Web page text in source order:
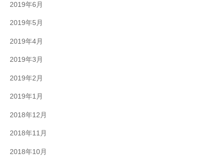
2019年6月
2019年5月
2019年4月
2019年3月
2019年2月
2019年1月
2018年12月
2018年11月
2018年10月